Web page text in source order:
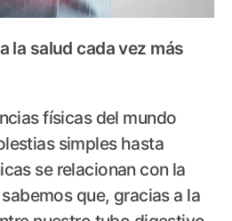
la salud cada vez más
físicas del mundo
simples hasta
se relacionan con la
que, gracias a la